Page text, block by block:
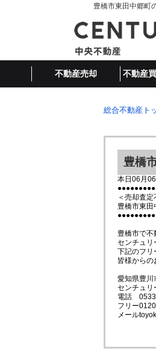
不動産売却 不動産
総合不動産ト
豊橋
本日06月
＜売却査定
豊橋市東
豊橋市で不
センチュリ
下記のフリ
皆様からの
愛知県豊川
センチュリ
電話
フリー
メール